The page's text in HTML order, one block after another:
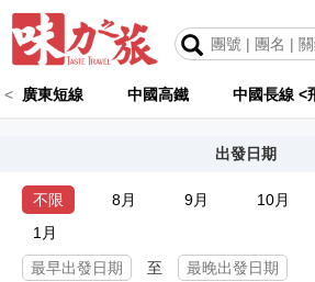
< 廣東短線 中國高鐵 中國長線 <
出發日期
不限 8月 9月 10月
1月
至